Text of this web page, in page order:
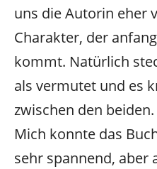
uns die Autorin eher
Charakter, der
kommt. Natürlich
als vermutet und es
zwischen den beiden.
Mich konnte das
sehr spannend, aber